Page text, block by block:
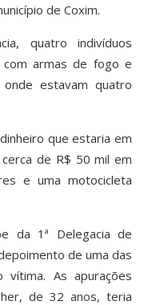
de Coxim.
quatro indivíduos
com armas de fogo e
estavam quatro
que estaria em
de R$ 50 mil em
e uma motocicleta
da 1ª Delegacia de
de uma das
As apurações
de 32 anos, teria